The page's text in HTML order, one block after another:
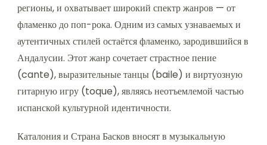
регионы, и охватывает широкий спектр жанров — от
фламенко до поп-рока. Одним из самых узнаваемых и
аутентичных стилей остаётся фламенко, зародившийся в
Андалусии. Этот жанр сочетает страстное пение
(cante), выразительные танцы (baile) и виртуозную
гитарную игру (toque), являясь неотъемлемой частью
испанской культурной идентичности.
Каталония и Страна Басков вносят в музыкальную